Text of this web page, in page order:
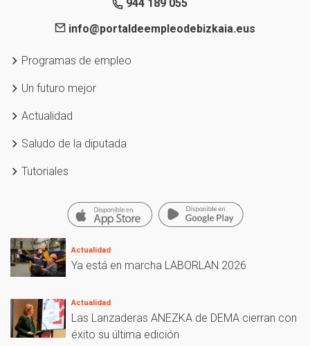
944 189 055
info@portaldeempleodebizkaia.eus
Programas de empleo
Un futuro mejor
Actualidad
Saludo de la diputada
Tutoriales
Actualidad
Ya está en marcha LABORLAN 2026
Actualidad
Las Lanzaderas ANEZKA de DEMA cierran con
éxito su última edición